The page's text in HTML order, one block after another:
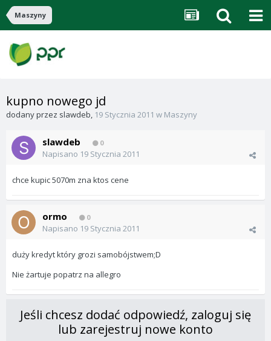
Maszyny
kupno nowego jd
dodany przez slawdeb, 19 Stycznia 2011 w Maszyny
slawdeb 0
Napisano 19 Stycznia 2011
chce kupic 5070m zna ktos cene
ormo 0
Napisano 19 Stycznia 2011
duży kredyt który grozi samobójstwem;D
Nie żartuje popatrz na allegro
Jeśli chcesz dodać odpowiedź, zaloguj się
lub zarejestruj nowe konto